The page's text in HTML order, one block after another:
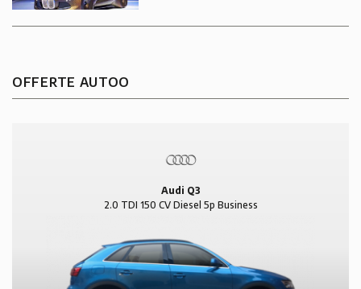
OFFERTE AUTOO
Audi Q3
2.0 TDI 150 CV Diesel 5p Business